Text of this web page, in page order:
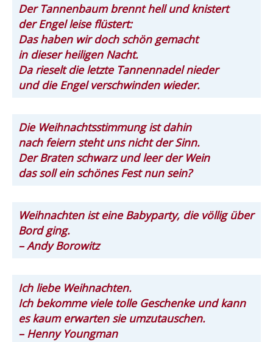
Der Tannenbaum brennt hell und knistert
der Engel leise flüstert:
Das haben wir doch schön gemacht
in dieser heiligen Nacht.
Da rieselt die letzte Tannennadel nieder
und die Engel verschwinden wieder.
Die Weihnachtsstimmung ist dahin
nach feiern steht uns nicht der Sinn.
Der Braten schwarz und leer der Wein
das soll ein schönes Fest nun sein?
Weihnachten ist eine Babyparty, die völlig über
Bord ging.
– Andy Borowitz
Ich liebe Weihnachten.
Ich bekomme viele tolle Geschenke und kann
es kaum erwarten sie umzutauschen.
– Henny Youngman